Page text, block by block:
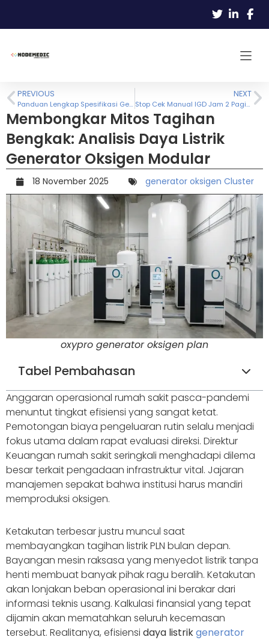
PREVIOUS
Panduan Lengkap Spesifikasi Generator Oksigen Medis & Standar Keamanan IPSRS
NEXT
Stop Cek Manual IGD Jam 2 Pagi! Mengapa RS Wajib Punya Fitur Monitoring Generator Oksigen Anti-Blackout?
Membongkar Mitos Tagihan
Bengkak: Analisis Daya Listrik
Generator Oksigen Modular
18 November 2025 generator oksigen Cluster
oxypro generator oksigen plan
Tabel Pembahasan
Anggaran operasional rumah sakit pasca-pandemi
menuntut tingkat efisiensi yang sangat ketat.
Pemotongan biaya pengeluaran rutin selalu menjadi
fokus utama dalam rapat evaluasi direksi. Direktur
Keuangan rumah sakit seringkali menghadapi dilema
besar terkait pengadaan infrastruktur vital. Jajaran
manajemen sepakat bahwa institusi harus mandiri
memproduksi oksigen.
Ketakutan terbesar justru muncul saat
membayangkan tagihan listrik PLN bulan depan.
Bayangan mesin raksasa yang menyedot listrik tanpa
henti membuat banyak pihak ragu beralih. Ketakutan
akan lonjakan beban operasional ini berakar dari
informasi teknis usang. Kalkulasi finansial yang tepat
dijamin akan mematahkan seluruh kecemasan
tersebut. Realitanya, efisiensi daya listrikgenerator